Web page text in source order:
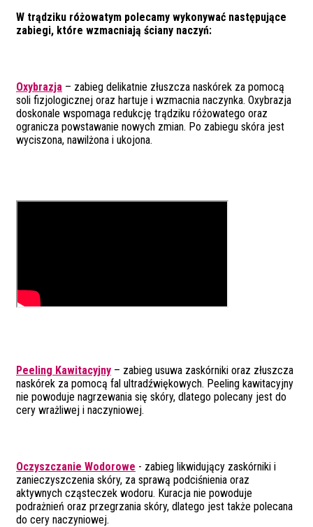
W trądziku różowatym polecamy wykonywać następujące
zabiegi, które wzmacniają ściany naczyń:
Oxybrazja – zabieg delikatnie złuszcza naskórek za pomocą
soli fizjologicznej oraz hartuje i wzmacnia naczynka. Oxybrazja
doskonale wspomaga redukcję trądziku różowatego oraz
ogranicza powstawanie nowych zmian. Po zabiegu skóra jest
wyciszona, nawilżona i ukojona.
Peeling Kawitacyjny – zabieg usuwa zaskórniki oraz złuszcza
naskórek za pomocą fal ultradźwiękowych. Peeling kawitacyjny
nie powoduje nagrzewania się skóry, dlatego polecany jest do
cery wrażliwej i naczyniowej.
Oczyszczanie Wodorowe - zabieg likwidujący zaskórniki i
zanieczyszczenia skóry, za sprawą podciśnienia oraz
aktywnych cząsteczek wodoru. Kuracja nie powoduje
podrażnień oraz przegrzania skóry, dlatego jest także polecana
do cery naczyniowej.